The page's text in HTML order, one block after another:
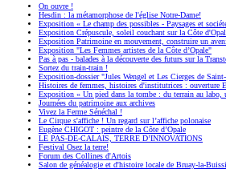
On ouvre !
Hesdin : la métamorphose de l'église Notre-Dame!
Exposition « Le champ des possibles - Paysages et
Exposition Crépuscule, soleil couchant sur la Côte
Exposition Patrimoine en mouvement, construire un
Exposition "Les Femmes artistes de la Côte d’Opale"
Pas à pas - balades à la découverte des futurs sur la
Sortez du train-train !
Exposition-dossier "Jules Wengel et Les Cierges de
Histoires de femmes, histoires d'institutrices : ouverture
Exposition « Un pied dans la tombe : du terrain au labo,
Journées du patrimoine aux archives
Vivez la Ferme Sénéchal !
Le Cirque s'affiche ! Un regard sur l’affiche polonaise
Eugène CHIGOT : peintre de la Côte d’Opale
LE PAS-DE-CALAIS, TERRE D’INNOVATIONS
Festival Osez la terre!
Forum des Collines d'Artois
Salon de généalogie et d'histoire locale de Bruay-la-